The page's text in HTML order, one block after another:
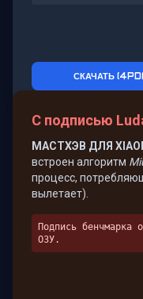
СКАЧАТЬ
С подписью
МАСТХЭВ ДЛЯ
встроен алгоритм
процесс,
вылетает).
Подпись бенчмарка
ОЗУ.